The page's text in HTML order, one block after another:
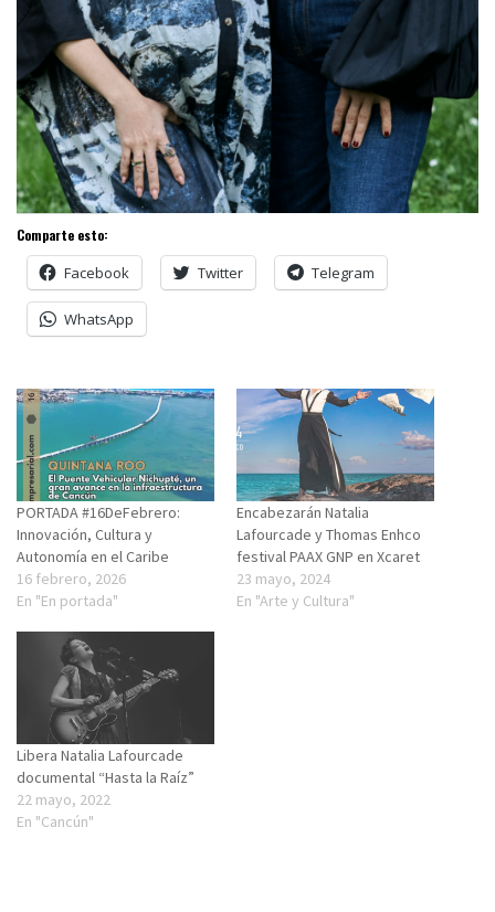
Comparte esto:
Facebook Twitter Telegram
WhatsApp
PORTADA #16DeFebrero:
Innovación, Cultura y
Autonomía en el Caribe
16 febrero, 2026
En "En portada"
Encabezarán Natalia
Lafourcade y Thomas Enhco
festival PAAX GNP en Xcaret
23 mayo, 2024
En "Arte y Cultura"
Libera Natalia Lafourcade
documental “Hasta la Raíz”
22 mayo, 2022
En "Cancún"